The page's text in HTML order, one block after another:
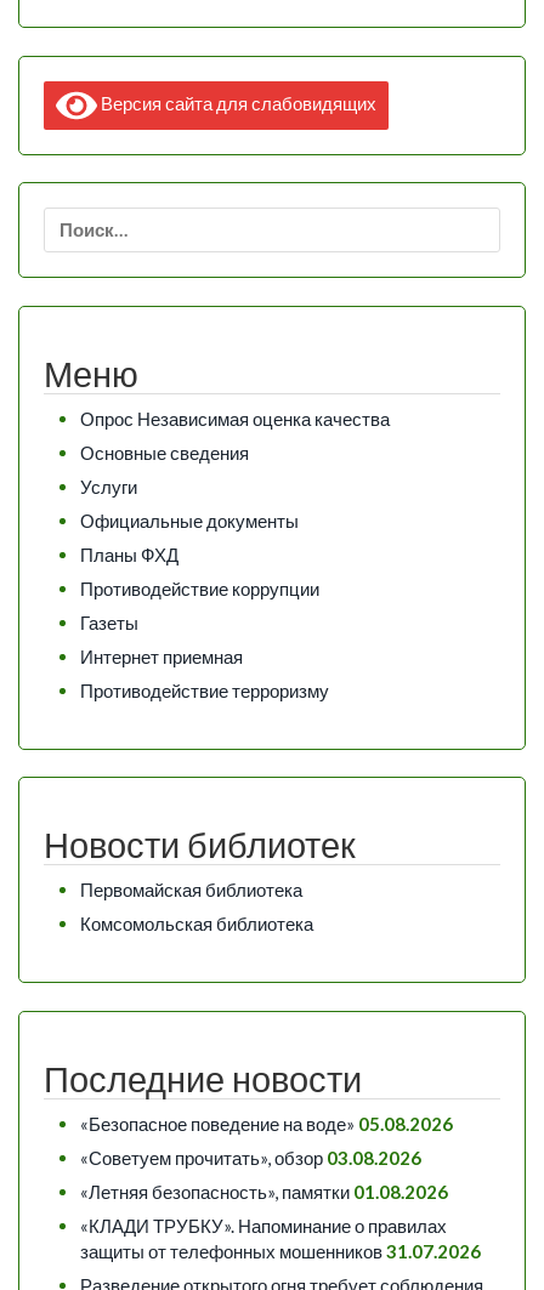
Версия сайта для слабовидящих
Найти:
Меню
Опрос Независимая оценка качества
Основные сведения
Услуги
Официальные документы
Планы ФХД
Противодействие коррупции
Газеты
Интернет приемная
Противодействие терроризму
Новости библиотек
Первомайская библиотека
Комсомольская библиотека
Последние новости
«Безопасное поведение на воде» 05.08.2026
«Советуем прочитать», обзор 03.08.2026
«Летняя безопасность», памятки 01.08.2026
«КЛАДИ ТРУБКУ». Напоминание о правилах
защиты от телефонных мошенников31.07.2026
Разведение открытого огня требует соблюдения